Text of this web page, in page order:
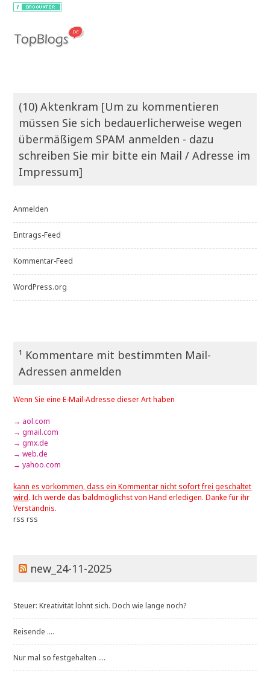
(10) Aktenkram [Um zu kommentieren
müssen Sie sich bedauerlicherweise wegen
übermäßigem SPAM anmelden - dazu
schreiben Sie mir bitte ein Mail / Adresse im
Impressum]
Anmelden
Eintrags-Feed
Kommentar-Feed
WordPress.org
¹ Kommentare mit bestimmten Mail-
Adressen anmelden
Wenn Sie eine E-Mail-Adresse dieser Art haben
→ aol.com
→ gmail.com
→ gmx.de
→ web.de
→ yahoo.com
kann es vorkommen, dass ein Kommentar nicht sofort frei geschaltet
wird. Ich werde das baldmöglichst von Hand erledigen. Danke für ihr
Verständnis.
rss rss
new_24-11-2025
Steuer: Kreativität lohnt sich. Doch wie lange noch?
Reisende ....
Nur mal so festgehalten ....